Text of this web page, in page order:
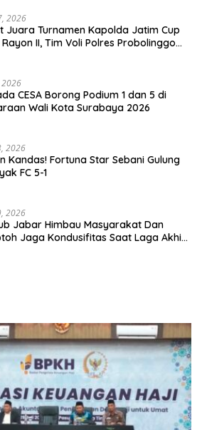
2026
Juara Turnamen Kapolda Jatim Cup
II, Tim Voli Polres Probolinggo
2026
CESA Borong Podium 1 dan 5 di
Wali Kota Surabaya 2026
2026
Kandas! Fortuna Star Sebani Gulung
FC 5-1
2026
Jabar Himbau Masyarakat Dan
Jaga Kondusifitas Saat Laga Akhir